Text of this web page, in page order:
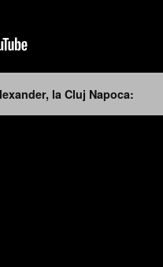
la Cluj Napoca: